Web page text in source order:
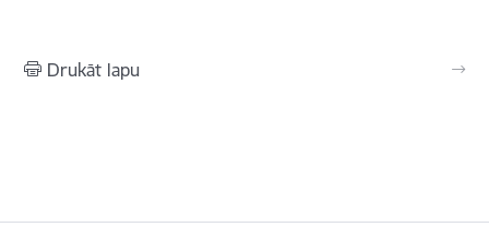
Drukāt lapu